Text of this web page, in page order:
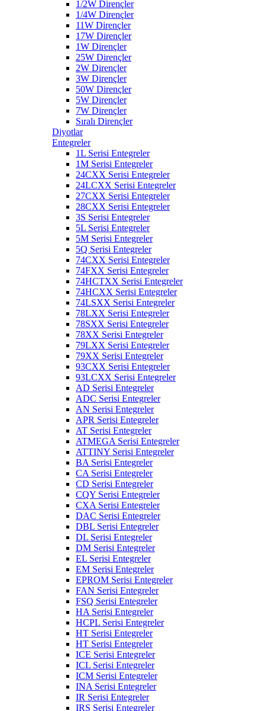
1/2W Dirençler
1/4W Dirençler
11W Dirençler
17W Dirençler
1W Dirençler
25W Dirençler
2W Dirençler
3W Dirençler
50W Dirençler
5W Dirençler
7W Dirençler
Sıralı Dirençler
Diyotlar
Entegreler
1L Serisi Entegreler
1M Serisi Entegreler
24CXX Serisi Entegreler
24LCXX Serisi Entegreler
27CXX Serisi Entegreler
28CXX Serisi Entegreler
3S Serisi Entegreler
5L Serisi Entegreler
5M Serisi Entegreler
5Q Serisi Entegreler
74CXX Serisi Entegreler
74FXX Serisi Entegreler
74HCTXX Serisi Entegreler
74HCXX Serisi Entegreler
74LSXX Serisi Entegreler
78LXX Serisi Entegreler
78SXX Serisi Entegreler
78XX Serisi Entegreler
79LXX Serisi Entegreler
79XX Serisi Entegreler
93CXX Serisi Entegreler
93LCXX Serisi Entegreler
AD Serisi Entegreler
ADC Serisi Entegreler
AN Serisi Entegreler
APR Serisi Entegreler
AT Serisi Entegreler
ATMEGA Serisi Entegreler
ATTINY Serisi Entegreler
BA Serisi Entegreler
CA Serisi Entegreler
CD Serisi Entegreler
CQY Serisi Entegreler
CXA Serisi Entegreler
DAC Serisi Entegreler
DBL Serisi Entegreler
DL Serisi Entegreler
DM Serisi Entegreler
EL Serisi Entegreler
EM Serisi Entegreler
EPROM Serisi Entegreler
FAN Serisi Entegreler
FSQ Serisi Entegreler
HA Serisi Entegreler
HCPL Serisi Entegreler
HT Serisi Entegreler
HT Serisi Entegreler
ICE Serisi Entegreler
ICL Serisi Entegreler
ICM Serisi Entegreler
INA Serisi Entegreler
IR Serisi Entegreler
IRS Serisi Entegreler